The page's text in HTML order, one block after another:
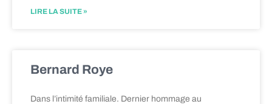
LIRE LA SUITE »
Bernard Roye
Dans l’intimité familiale. Dernier hommage au